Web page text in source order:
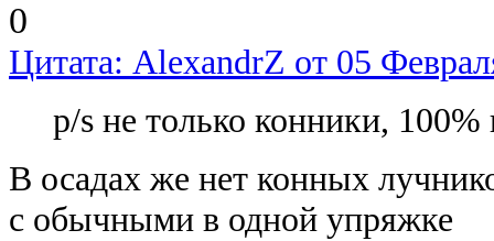
0
Цитата: AlexandrZ от 05
p/s не только конники,
В осадах же нет конных
с обычными в одной упряжке